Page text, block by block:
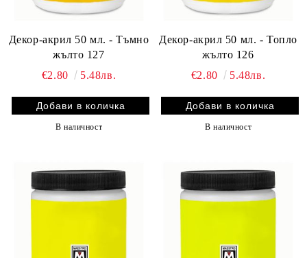
Декор-акрил 50 мл. - Тъмно
жълто 127
€2.80
5.48лв.
В наличност
Декор-акрил 50 мл. - Топло
жълто 126
€2.80
5.48лв.
В наличност